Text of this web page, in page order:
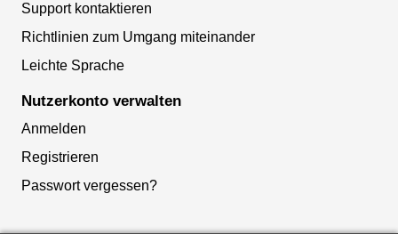
Support kontaktieren
Richtlinien zum Umgang miteinander
Leichte Sprache
Nutzerkonto verwalten
Anmelden
Registrieren
Passwort vergessen?